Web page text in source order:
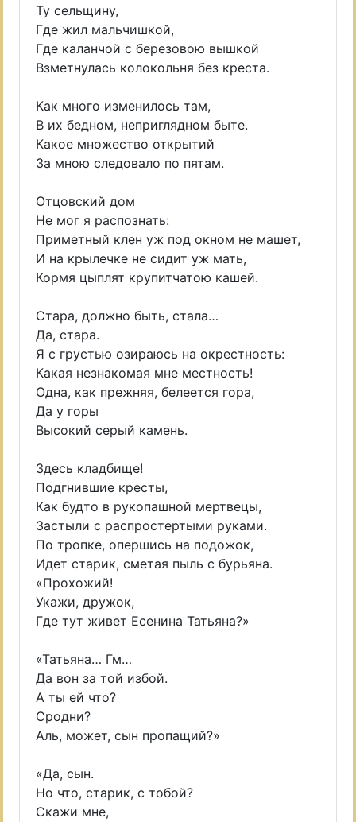
Ту сельщину,
Где жил мальчишкой,
Где каланчой с березовою вышкой
Взметнулась колокольня без креста.
Как много изменилось там,
В их бедном, неприглядном быте.
Какое множество открытий
За мною следовало по пятам.
Отцовский дом
Не мог я распознать:
Приметный клен уж под окном не машет,
И на крылечке не сидит уж мать,
Кормя цыплят крупитчатою кашей.
Стара, должно быть, стала…
Да, стара.
Я с грустью озираюсь на окрестность:
Какая незнакомая мне местность!
Одна, как прежняя, белеется гора,
Да у горы
Высокий серый камень.
Здесь кладбище!
Подгнившие кресты,
Как будто в рукопашной мертвецы,
Застыли с распростертыми руками.
По тропке, опершись на подожок,
Идет старик, сметая пыль с бурьяна.
«Прохожий!
Укажи, дружок,
Где тут живет Есенина Татьяна?»
«Татьяна… Гм…
Да вон за той избой.
А ты ей что?
Сродни?
Аль, может, сын пропащий?»
«Да, сын.
Но что, старик, с тобой?
Скажи мне,